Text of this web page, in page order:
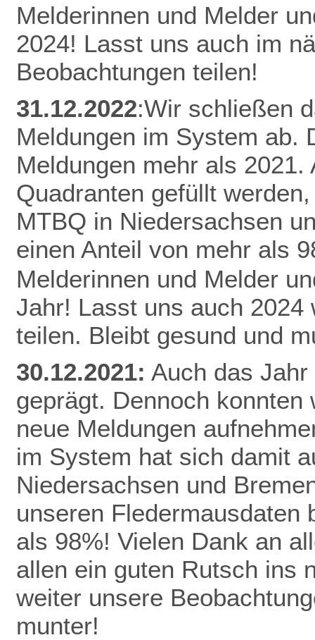
Melderinnen und Melder
2024! Lasst uns auch im
Beobachtungen teilen!
31.12.2022:Wir schließen
Meldungen im System ab.
Meldungen mehr als 2021.
Quadranten gefüllt
MTBQ in Niedersachsen
einen Anteil von mehr als
Melderinnen und Melder
Jahr! Lasst uns auch 2024
teilen. Bleibt gesund und
30.12.2021: Auch das
geprägt. Dennoch
neue Meldungen
im System hat sich damit
Niedersachsen und
unseren Fledermausdaten
als 98%! Vielen Dank an
allen ein guten Rutsch ins
weiter unsere
munter!